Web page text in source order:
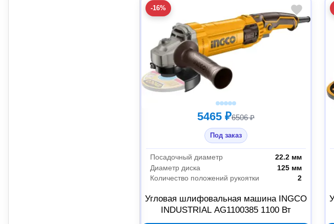
-16%
5465 ₽6506 ₽
Под заказ
Посадочный диаметр
22.2 мм
Диаметр диска
125 мм
Количество положений рукоятки
2
Угловая шлифовальная машина INGCO
INDUSTRIAL AG1100385 1100 Вт